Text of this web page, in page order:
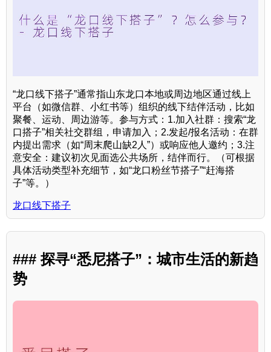
“龙口线下搭子”通常指山东龙口本地或周边地区通过线上
平台（如微信群、小红书等）组织的线下结伴活动，比如
聚餐、运动、周边游等。参与方式：1.加入社群：搜索“龙
口搭子”相关社交群组，申请加入；2.发起/报名活动：在群
内提出需求（如“周末爬山缺2人”）或响应他人邀约；3.注
意安全：建议初次见面选公共场所，结伴而行。（可根据
具体活动类型补充细节，如“龙口粉丝节搭子”“赶海搭
子”等。）
龙口线下搭子
### 探寻“悉尼搭子”：城市生活的新趋
势